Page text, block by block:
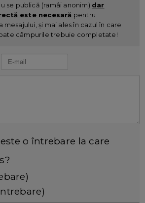
se publică (ramâi anonim) dar
este necesară pentru
și mai ales în cazul în care
câmpurile trebuie completate!
o întrebare la care